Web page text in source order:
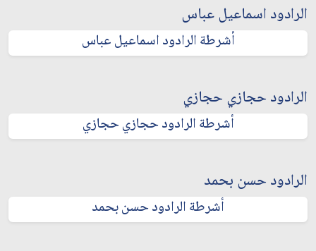
الرادود اسماعيل عباس
أشرطة الرادود اسماعيل عباس
الرادود حجازي حجازي
أشرطة الرادود حجازي حجازي
الرادود حسن بحمد
أشرطة الرادود حسن بحمد